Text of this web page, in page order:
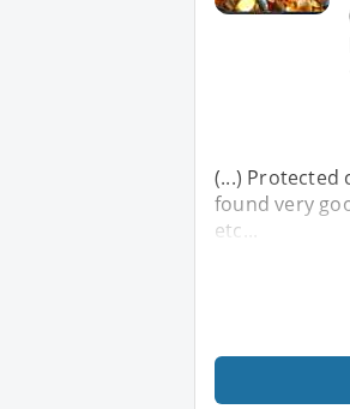
(...) Protected
found very
etc...